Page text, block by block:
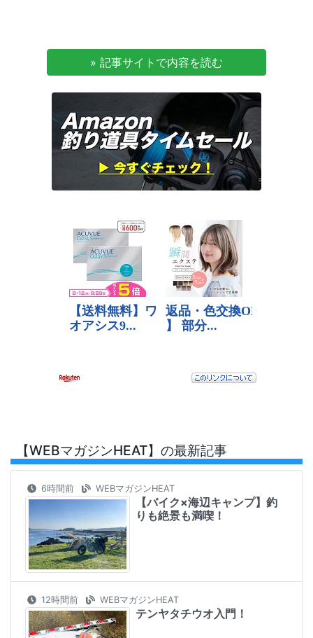
» 記事サイトで内容を読む
【WEBマガジンHEAT】の最新記事
6時間前 WEBマガジンHEAT
【バイク×海辺キャンプ】釣
りも絶景も満喫！
12時間前 WEBマガジンHEAT
テンヤタチウオ入門！